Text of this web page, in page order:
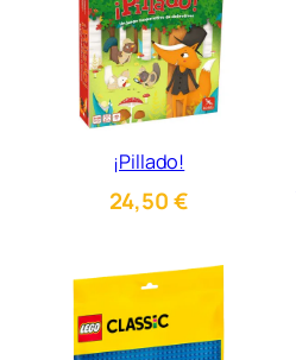
¡Pillado!
24,50€